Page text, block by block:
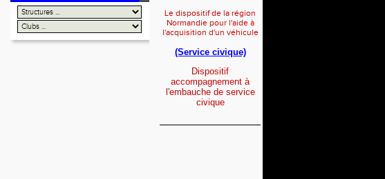
Le dispositif de la région
Normandie pour l'aide à
l'acquisition d'un véhicule
(Service civique)
Dispositif
accompagnement à
l'embauche de service
civique